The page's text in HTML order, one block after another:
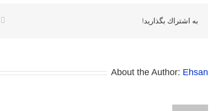
به اشتراك بگذاريد!
About the Author: Ehsan